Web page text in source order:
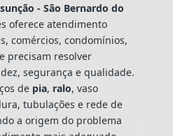
- São Bernardo do
oferece atendimento
comércios, condomínios,
precisam resolver
segurança e qualidade.
de pia, ralo, vaso
tubulações e rede de
a origem do problema